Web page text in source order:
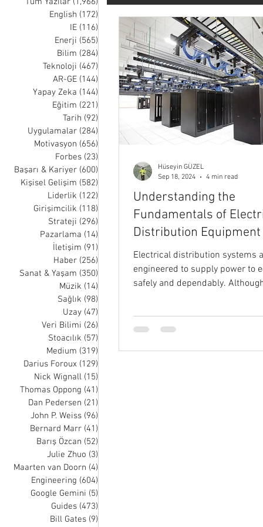
English (172) 172 posts
IE (116) 116 posts
Enerji (565) 565 posts
Bilim (284) 284 posts
Teknoloji (467) 467 posts
AR-GE (144) 144 posts
Yapay Zeka (144) 144 posts
Eğitim (221) 221 posts
Tarih (92)
Uygulamalar (284) 284 posts
Motivasyon (656) 656 posts
Forbes (23)
Başarı & Kariyer (600) 600 posts
Kişisel Gelişim (582)
Liderlik (122)
Girişimcilik (118) 118 posts
Strateji (296) 296 posts
Pazarlama (14)
İletişim (91)
Haber (256) 256 posts
Sanat & Yaşam (350) 350 posts
Müzik (14)
Sağlık (98)
Uzay (47)
Veri Bilimi (26)
Stoacılık (57)
Medium (319) 319 posts
Darius Foroux (129)
Nick Wignall (15)
Thomas Oppong (41)
Dan Pedersen (21)
John P. Weiss (96)
Bernard Marr (41)
Barış Özcan (52)
Julie Zhuo (3)
Maarten van Doorn (4)
Engineering (604)
Google Gemini (5)
Guides (473)
Bill Gates (9)
Tarih Uygulamalar
Liderlik Girişimcilik
Müzik Sağlık Uzay
Nick Wignall Thomas Oppong
Understanding the
Fundamentals of
Distribution Equipment
Centers for IT
Electrical distribution systems
engineered to supply power to
safely and dependably.
Hüseyin GÜZEL
Sep 18, 2024
4 min read